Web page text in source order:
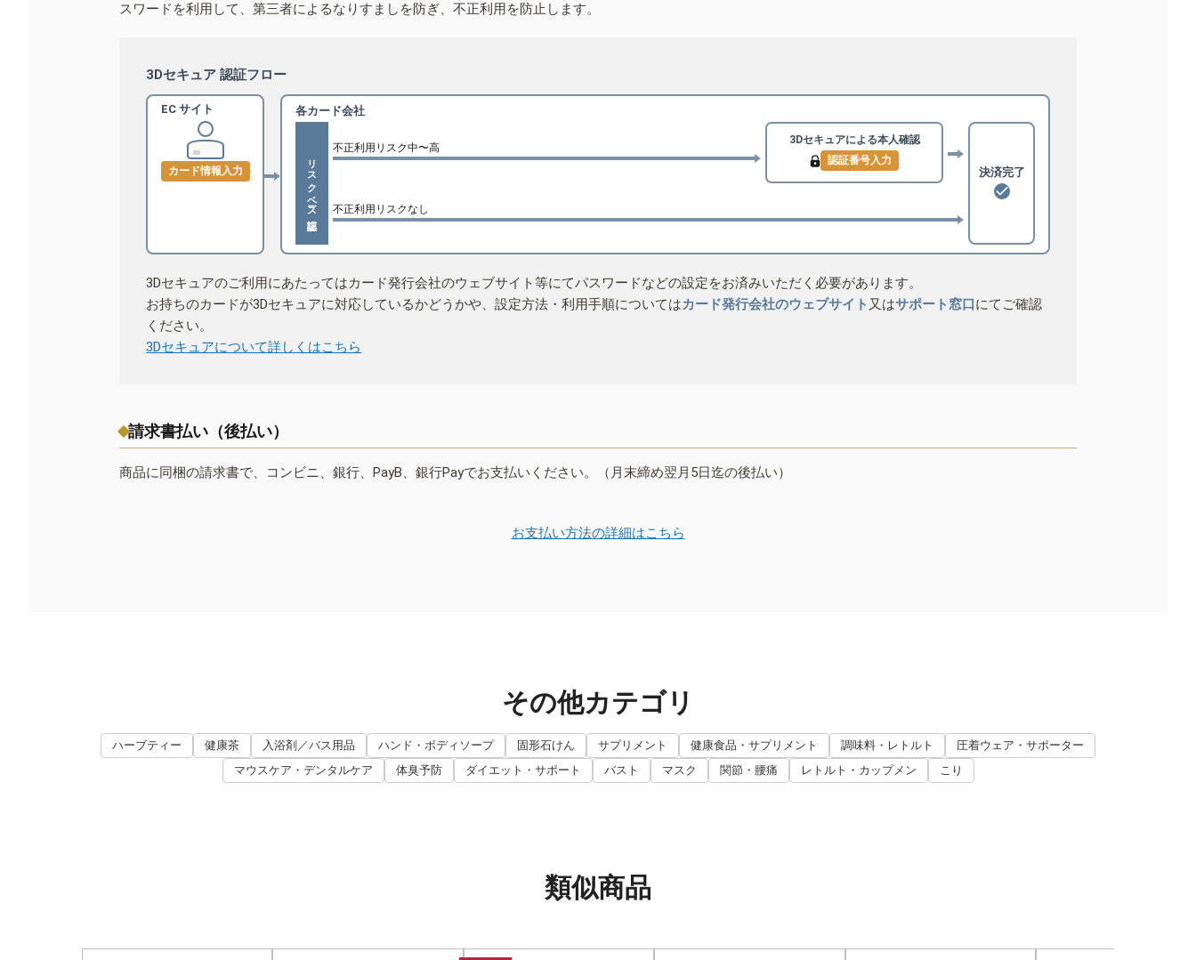
スワードを利用して、第三者によるなりすましを防ぎ、不正利用を防止します。
3Dセキュア 認証フロー
EC サイト
カード情報入力
各カード会社
リスクベース認証
不正利用リスク中〜高
3Dセキュアによる本人確認
認証番号入力
不正利用リスクなし
決済完了
3Dセキュアのご利用にあたってはカード発行会社のウェブサイト等にてパスワードなどの設定をお済みいただく必要があります。
お持ちのカードが3Dセキュアに対応しているかどうかや、設定方法・利用手順についてはカード発行会社のウェブサイト 又はサポート窓口にてご確認
ください。
3Dセキュアについて詳しくはこちら
請求書払い（後払い）
商品に同梱の請求書で、コンビニ、銀行、PayB、銀行Payでお支払いください。（月末締め翌月5日迄の後払い）
お支払い方法の詳細はこちら
その他カテゴリ
ハーブティー 健康茶 入浴剤／バス用品 ハンド・ボディソープ 固形石けん サプリメント 健康食品・サプリメント 調味料・レトルト
圧着ウェア・サポーター
マウスケア・デンタルケア
体臭予防 ダイエット・サポート バスト マスク 関節・腰痛 レトルト・カップメン こり
類似商品